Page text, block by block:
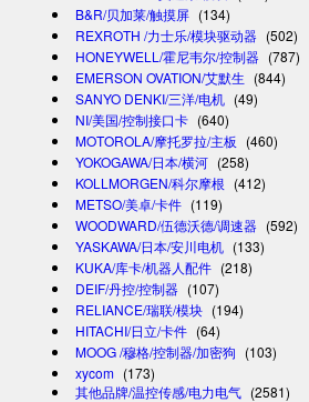
B&R/贝加莱/触摸屏 (134)
REXROTH /力士乐/模块驱动器 (502)
HONEYWELL/霍尼韦尔/控制器 (787)
EMERSON OVATION/艾默生 (844)
SANYO DENKI/三洋/电机 (49)
NI/美国/控制接口卡 (640)
MOTOROLA/摩托罗拉/主板 (460)
YOKOGAWA/日本/横河 (258)
KOLLMORGEN/科尔摩根 (412)
METSO/美卓/卡件 (119)
WOODWARD/伍德沃德/调速器 (592)
YASKAWA/日本/安川电机 (133)
KUKA/库卡/机器人配件 (218)
DEIF/丹控/控制器 (107)
RELIANCE/瑞联/模块 (194)
HITACHI/日立/卡件 (64)
MOOG /穆格/控制器/加密狗 (103)
xycom (173)
其他品牌/温控传感/电力电气 (2581)